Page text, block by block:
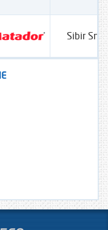
Sibir